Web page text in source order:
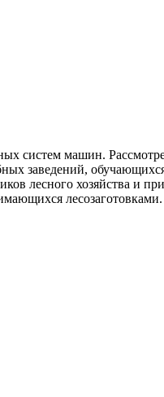
систем машин.
заведений,
лесного хозяйства и
лесозаготовками.